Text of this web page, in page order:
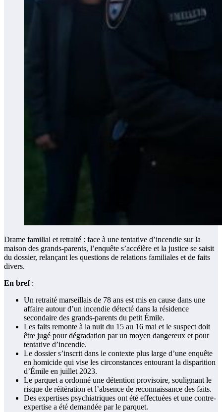
Drame familial et retraité : face à une tentative d’incendie sur la
maison des grands-parents, l’enquête s’accélère et la justice se saisit
du dossier, relançant les questions de relations familiales et de faits
divers.
En bref:
Un retraité marseillais de 78 ans est mis en cause dans une
affaire autour d’un incendie détecté dans la résidence
secondaire des grands-parents du petit Émile.
Les faits remonte à la nuit du 15 au 16 mai et le suspect doit
être jugé pour dégradation par un moyen dangereux et pour
tentative d’incendie.
Le dossier s’inscrit dans le contexte plus large d’une enquête
en homicide qui vise les circonstances entourant la disparition
d’Émile en juillet 2023.
Le parquet a ordonné une détention provisoire, soulignant le
risque de réitération et l’absence de reconnaissance des faits.
Des expertises psychiatriques ont été effectuées et une contre-
expertise a été demandée par le parquet.